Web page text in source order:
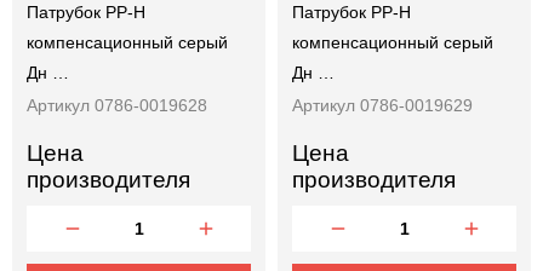
Патрубок PP-H
компенсационный серый
Дн …
Артикул 0786-0019628
Цена
производителя
Патрубок PP-H
компенсационный серый
Дн …
Артикул 0786-0019629
Цена
производителя